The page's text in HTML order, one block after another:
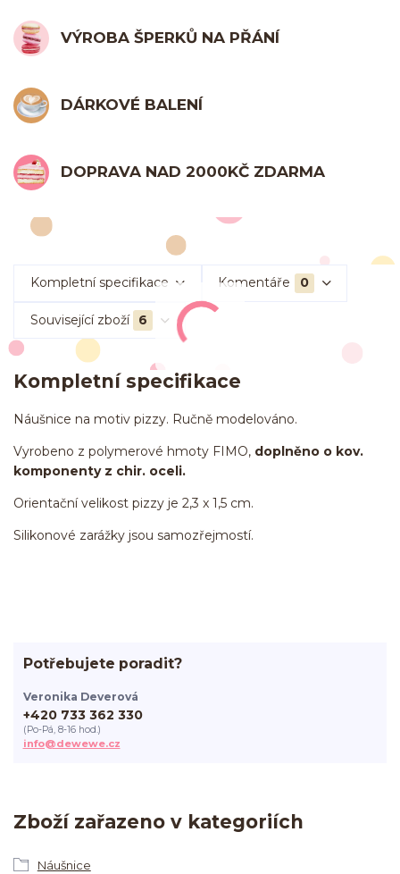
VÝROBA ŠPERKŮ NA PŘÁNÍ
DÁRKOVÉ BALENÍ
DOPRAVA NAD 2000KČ ZDARMA
Kompletní specifikace Komentáře 0
Související zboží 6
Kompletní specifikace
Náušnice na motiv pizzy. Ručně modelováno.
Vyrobeno z polymerové hmoty FIMO, doplněno o kov.
komponenty z chir. oceli.
Orientační velikost pizzy je 2,3 x 1,5 cm.
Silikonové zarážky jsou samozřejmostí.
Zboží zařazeno v kategoriích
Náušnice
Potřebujete poradit?
Veronika Deverová
+420 733 362 330
(Po-Pá, 8-16 hod.)
info@dewewe.cz